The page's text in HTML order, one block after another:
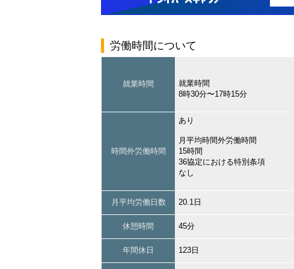
労働時間について
就業時間
就業時間
8時30分〜17時15分
時間外労働時間
あり
月平均時間外労働時間
15時間
36協定における特別条項
なし
月平均労働日数 20.1日
休憩時間 45分
年間休日 123日